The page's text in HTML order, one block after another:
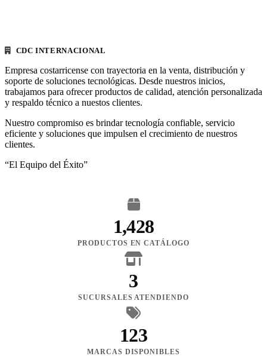
CDC INTERNACIONAL
Empresa costarricense con trayectoria en la venta, distribución y
soporte de soluciones tecnológicas. Desde nuestros inicios,
trabajamos para ofrecer productos de calidad, atención personalizada
y respaldo técnico a nuestos clientes.
Nuestro compromiso es brindar tecnología confiable, servicio
eficiente y soluciones que impulsen el crecimiento de nuestros
clientes.
“El Equipo del Éxito”
1,428
PRODUCTOS EN CATÁLOGO
3
SUCURSALES ATENDIENDO
123
MARCAS DISPONIBLES